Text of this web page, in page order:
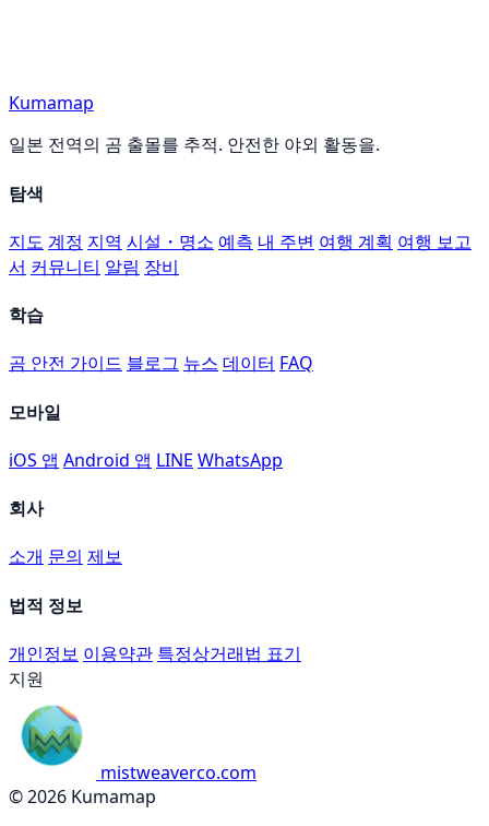
Kumamap
일본 전역의 곰 출몰를 추적. 안전한 야외 활동을.
탐색
지도 계정 지역 시설・명소 예측 내 주변 여행 계획 여행 보고
서 커뮤니티 알림 장비
학습
곰 안전 가이드 블로그 뉴스 데이터 FAQ
모바일
iOS 앱 Android 앱 LINE WhatsApp
회사
소개 문의 제보
법적 정보
개인정보 이용약관 특정상거래법 표기
지원
mistweaverco.com
© 2026 Kumamap